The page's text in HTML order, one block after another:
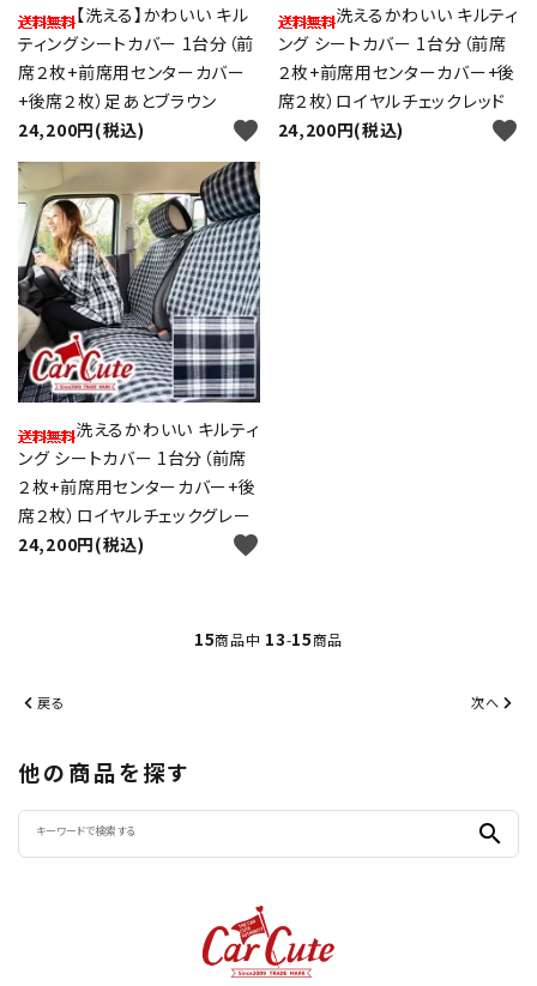
【洗える】かわいい キル
ティングシートカバー 1台分（前
席２枚+前席用センターカバー
+後席２枚）足あとブラウン
24,200円(税込)
favorite
洗えるかわいい キルティ
ング シートカバー 1台分（前席
２枚+前席用センターカバー+後
席２枚）ロイヤルチェックレッド
24,200円(税込)
favorite
洗えるかわいい キルティ
ング シートカバー 1台分（前席
２枚+前席用センターカバー+後
席２枚）ロイヤルチェックグレー
24,200円(税込)
favorite
15商品中 13-15商品
戻る 次へ
他の商品を探す
search
キーワード
カテゴリー
検索する
close